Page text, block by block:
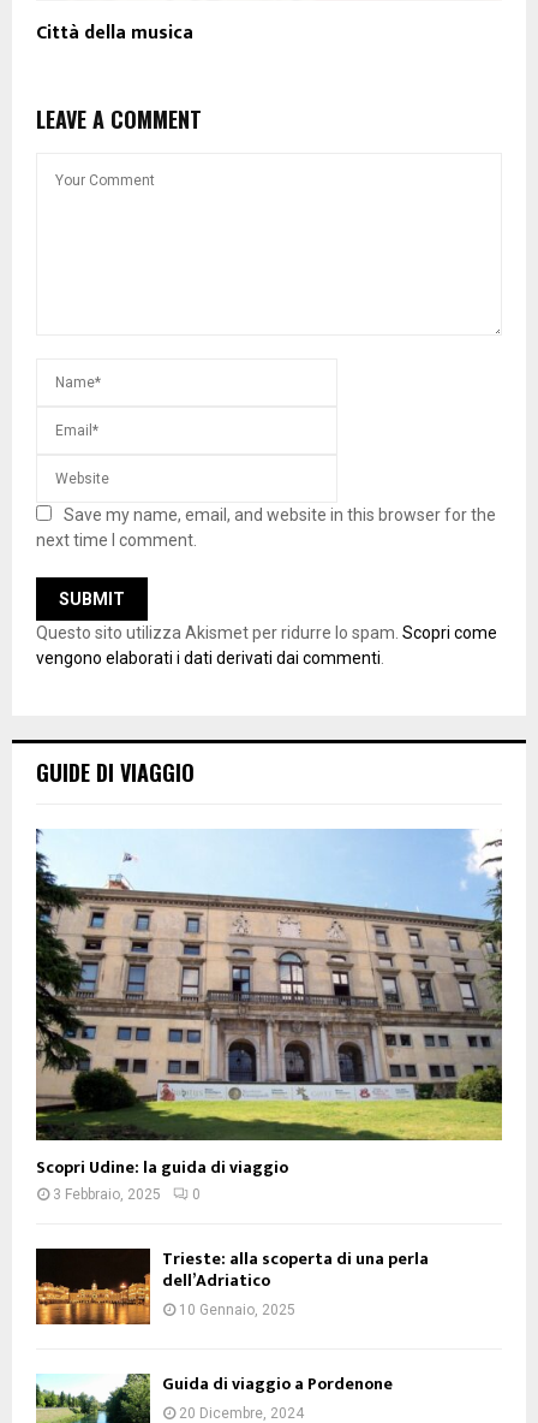
Città della musica
LEAVE A COMMENT
Save my name, email, and website in this browser for the
next time I comment.
Questo sito utilizza Akismet per ridurre lo spam. Scopri come
vengono elaborati i dati derivati dai commenti
GUIDE DI VIAGGIO
Scopri Udine: la guida di viaggio
3 Febbraio, 2025 0
Trieste: alla scoperta di una perla
dell’Adriatico
10 Gennaio, 2025
Guida di viaggio a Pordenone
20 Dicembre, 2024